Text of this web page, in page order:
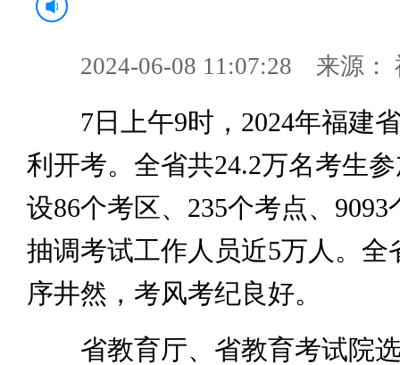
2024-06-08 11:07:28 来源：
7日上午9时，2024年福建
利开考。全省共24.2万名考生
设86个考区、235个考点、
抽调考试工作人员近5万人。全
序井然，考风考纪良好。
省教育厅、省教育考试院选